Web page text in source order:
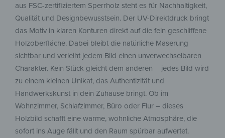
aus FSC-zertifiziertem Sperrholz steht es für Nachhaltigkeit,
Qualität und Designbewusstsein. Der UV-Direktdruck bringt
das Motiv in klaren Konturen direkt auf die fein geschliffene
Holzoberfläche. Dabei bleibt die natürliche Maserung
sichtbar und verleiht jedem Bild einen unverwechselbaren
Charakter. Kein Stück gleicht dem anderen – jedes Bild wird
zu einem kleinen Unikat, das Authentizität und
Handwerkskunst in dein Zuhause bringt. Ob im
Wohnzimmer, Schlafzimmer, Büro oder Flur – dieses
Holzbild schafft eine warme, wohnliche Atmosphäre, die
sofort ins Auge fällt und den Raum spürbar aufwertet.